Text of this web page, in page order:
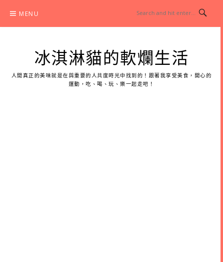
content
MENU
冰淇淋貓的軟爛生活
人間真正的美味就是在與重要的人共度時光中找到的！跟著我享受美食，開心的
運動，吃、喝、玩、樂一起走吧！